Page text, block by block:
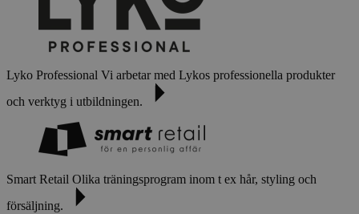
Lyko Professional Vi arbetar med Lykos professionella produkter
och verktyg i utbildningen.
Smart Retail Olika träningsprogram inom t ex hår, styling och
försäljning.